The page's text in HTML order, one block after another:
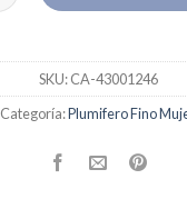
SKU:CA-43001246
Categoría:Plumifero Fino